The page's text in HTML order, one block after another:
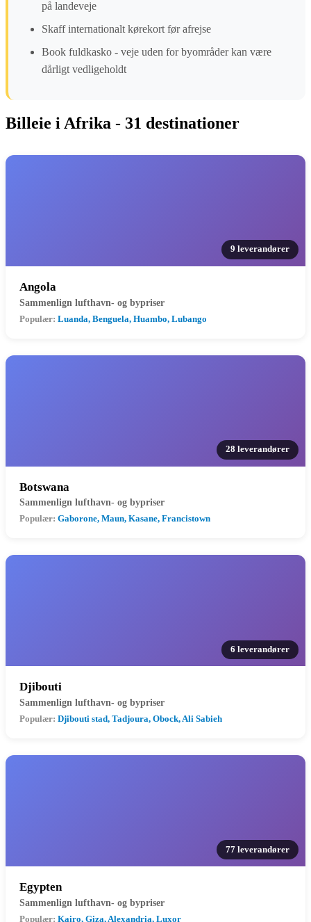
på landeveje
Skaff internationalt kørekort før afrejse
Book fuldkasko - veje uden for byområder kan være
dårligt vedligeholdt
Billeie i Afrika - 31 destinationer
9 leverandører
Angola
Sammenlign lufthavn- og bypriser
Populær: Luanda, Benguela, Huambo, Lubango
28 leverandører
Botswana
Sammenlign lufthavn- og bypriser
Populær: Gaborone, Maun, Kasane, Francistown
6 leverandører
Djibouti
Sammenlign lufthavn- og bypriser
Populær: Djibouti stad, Tadjoura, Obock, Ali Sabieh
77 leverandører
Egypten
Sammenlign lufthavn- og bypriser
Populær: Kairo, Giza, Alexandria, Luxor